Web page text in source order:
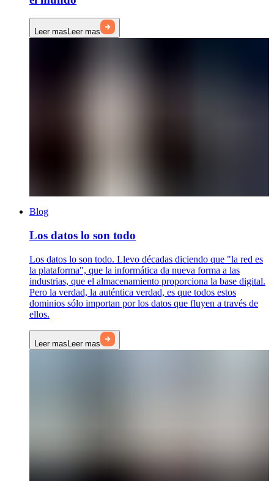
Leer mas Leer mas
Blog
Los datos lo son todo
Los datos lo son todo. Llevo décadas diciendo que "la red es
la plataforma", que la informática da nueva forma a las
industrias, que el almacenamiento proporciona la base digital.
Pero la verdad, la auténtica verdad, es que todos estos
dominios sólo importan por los datos que fluyen a través de
ellos.
Leer masLeer mas